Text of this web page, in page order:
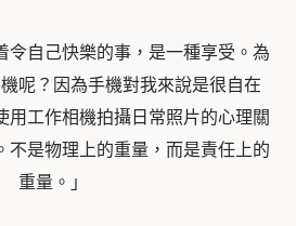
令自己快樂的事，是一種享受。為
呢？因為手機對我來說是很自在
用工作相機拍攝日常照片的心理關
不是物理上的重量，而是責任上的
重量。」